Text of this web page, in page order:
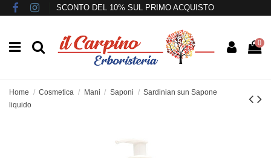
SCONTO DEL 10% SUL PRIMO ACQUISTO
0
Home Cosmetica Mani Saponi
Sardinian sun Sapone
liquido